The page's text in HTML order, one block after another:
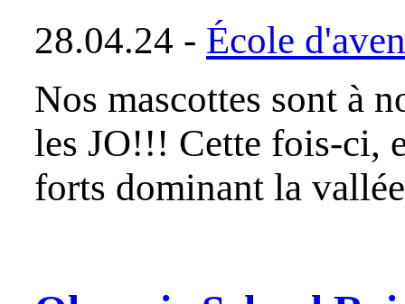
28.04.24 - École
Nos mascottes sont à
les JO!!! Cette fois-ci,
forts dominant la